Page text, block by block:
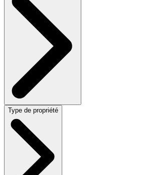
Type de propriété